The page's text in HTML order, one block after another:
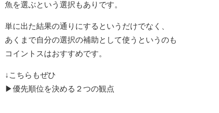
魚を選ぶという選択もありです。
単に出た結果の通りにするというだけでなく、
あくまで自分の選択の補助として使うというのも
コイントスはおすすめです。
↓こちらもぜひ
▶優先順位を決める２つの観点